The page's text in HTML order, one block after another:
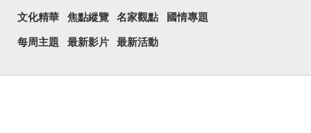
文化精華 焦點縱覽 名家觀點 國情專題
每周主題 最新影片 最新活動